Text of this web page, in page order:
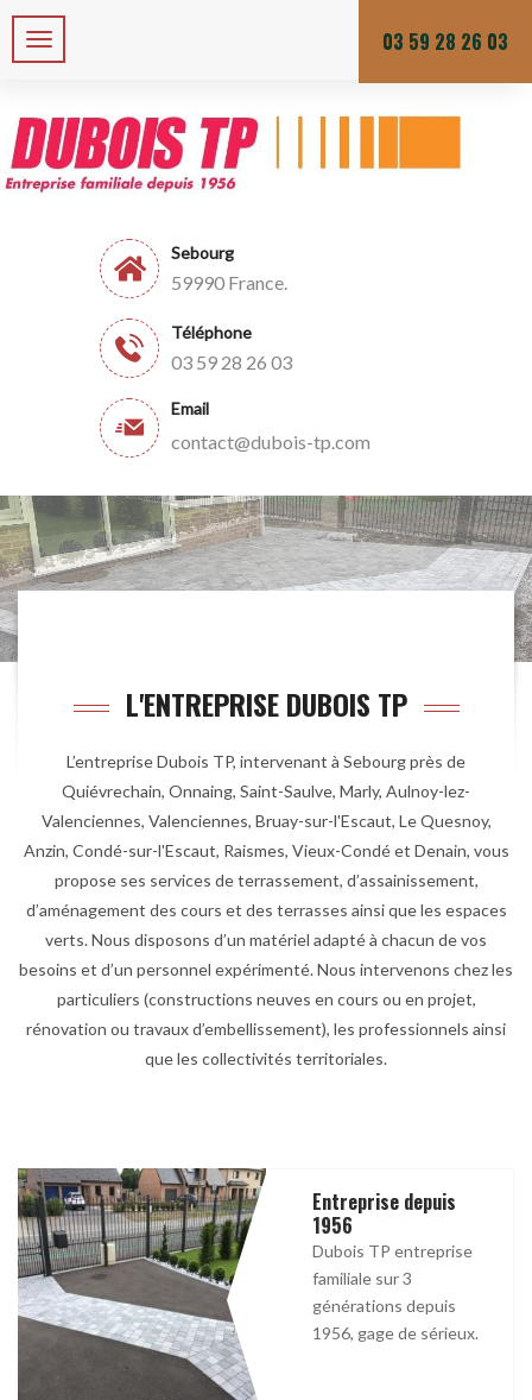
Zone de chalandises ou d’intervention : 25 KM Du lundi au vendredi
Sebourg
59990 France.
Téléphone
03 59 28 26 03
Email
contact@dubois-tp.com
03 59 28 26 03
L'ENTREPRISE DUBOIS TP
L’entreprise Dubois TP, intervenant à Sebourg près de
Quiévrechain, Onnaing, Saint-Saulve, Marly, Aulnoy-lez-
Valenciennes, Valenciennes, Bruay-sur-l'Escaut, Le Quesnoy,
Anzin, Condé-sur-l'Escaut, Raismes, Vieux-Condé et Denain, vous
propose ses services de terrassement, d’assainissement,
d’aménagement des cours et des terrasses ainsi que les espaces
verts. Nous disposons d’un matériel adapté à chacun de vos
besoins et d’un personnel expérimenté. Nous intervenons chez les
particuliers (constructions neuves en cours ou en projet,
rénovation ou travaux d’embellissement), les professionnels ainsi
que les collectivités territoriales.
Entreprise depuis
1956
Dubois TP entreprise
familiale sur 3
générations depuis
1956, gage de sérieux.